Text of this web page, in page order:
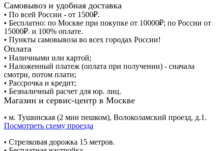
Самовывоз и удобная доставка
• По всей России - от 1500₽.
• Бесплатно: по Москве при покупке от 10000₽; по России от
15000₽. и 100% оплате.
• Пункты самовывоза во всех городах России!
Оплата
• Наличными или картой;
• Наложенный платеж (оплата при получении) - сначала
смотри, потом плати;
• Рассрочка и кредит;
• Безналичный расчет для юр. лиц.
Магазин и сервис-центр в Москве
• м. Тушинская (2 мин пешком), Волоколамский проезд, д.1.
Посмотреть схему проезда
• Cтрелковая дорожка 15 метров.